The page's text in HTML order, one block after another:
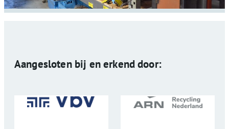
Aangesloten bij en erkend door: